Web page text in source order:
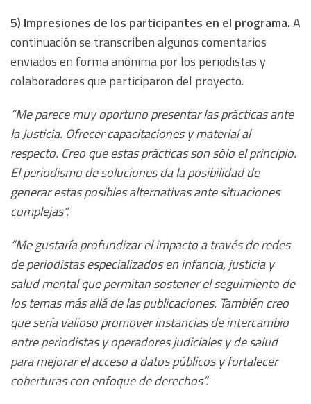
5) Impresiones de los participantes en el programa.A
continuación se transcriben algunos comentarios
enviados en forma anónima por los periodistas y
colaboradores que participaron del proyecto.
“Me parece muy oportuno presentar las prácticas ante
la Justicia. Ofrecer capacitaciones y material al
respecto. Creo que estas prácticas son sólo el principio.
El periodismo de soluciones da la posibilidad de
generar estas posibles alternativas ante situaciones
complejas”.
“Me gustaría profundizar el impacto a través de redes
de periodistas especializados en infancia, justicia y
salud mental que permitan sostener el seguimiento de
los temas más allá de las publicaciones. También creo
que sería valioso promover instancias de intercambio
entre periodistas y operadores judiciales y de salud
para mejorar el acceso a datos públicos y fortalecer
coberturas con enfoque de derechos”.